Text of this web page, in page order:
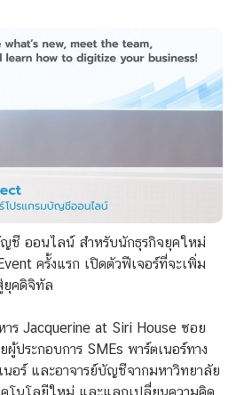
ชี ออนไลน์ สำหรับนักธุรกิจยุคใหม่
ครั้งแรก เปิดตัวฟีเจอร์ที่จะเพิ่ม
ยุคดิจิทัล
าร Jacquerine at Siri House ซอย
ประกอบการ SMEs พาร์ตเนอร์ทาง
อร์ และอาจารย์บัญชีจากมหาวิทยาลัย
คโนโลยีใหม่ และแลกเปลี่ยนความคิด